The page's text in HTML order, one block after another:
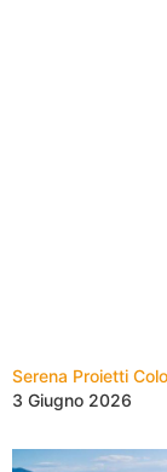
Serena Proietti
3 Giugno 2026